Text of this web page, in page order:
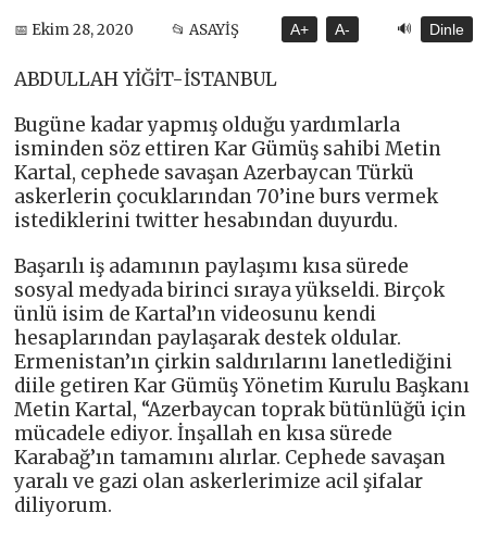
📅 Ekim 28, 2020 📂 ASAYİŞ A+ A- 🔊 Dinle
ABDULLAH YİĞİT-İSTANBUL
Bugüne kadar yapmış olduğu yardımlarla
isminden söz ettiren Kar Gümüş sahibi Metin
Kartal, cephede savaşan Azerbaycan Türkü
askerlerin çocuklarından 70’ine burs vermek
istediklerini twitter hesabından duyurdu.
Başarılı iş adamının paylaşımı kısa sürede
sosyal medyada birinci sıraya yükseldi. Birçok
ünlü isim de Kartal’ın videosunu kendi
hesaplarından paylaşarak destek oldular.
Ermenistan’ın çirkin saldırılarını lanetlediğini
diile getiren Kar Gümüş Yönetim Kurulu Başkanı
Metin Kartal, “Azerbaycan toprak bütünlüğü için
mücadele ediyor. İnşallah en kısa sürede
Karabağ’ın tamamını alırlar. Cephede savaşan
yaralı ve gazi olan askerlerimize acil şifalar
diliyorum.